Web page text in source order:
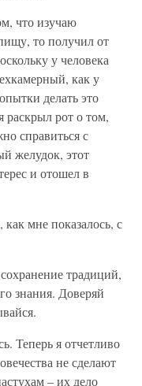
что изучаю
то получил от
у человека
как у
делать это
рот о том,
справиться с
желудок, этот
и отошел в
мне показалось, с
традиций,
знания. Доверяй
Теперь я отчетливо
не сделают
– их дело